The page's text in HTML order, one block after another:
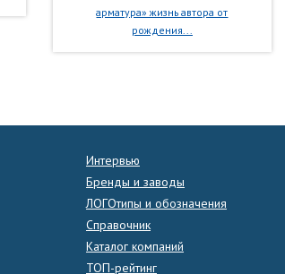
арматура» жизнь автора от
рождения...
Интервью
Бренды и заводы
ЛОГОтипы и обозначения
Справочник
Каталог компаний
ТОП-рейтинг